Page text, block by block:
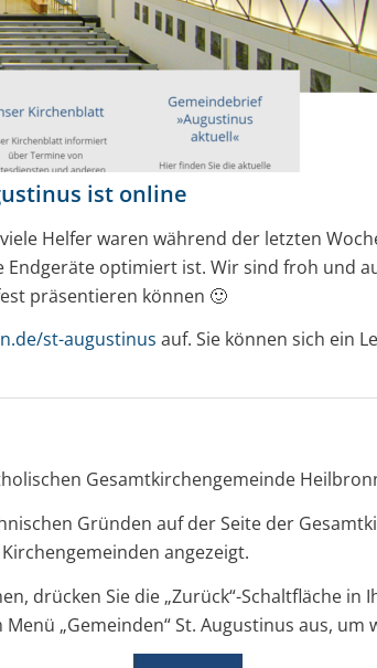
ist online
Helfer waren während der letzten
optimiert ist. Wir sind froh und
präsentieren können 🙂
st-augustinus auf. Sie können sich ein
Gesamtkirchengemeinde
Gründen auf der Seite der
angezeigt.
drücken Sie die „Zurück“-Schaltfläche in
Menü „Gemeinden“ St. Augustinus aus,